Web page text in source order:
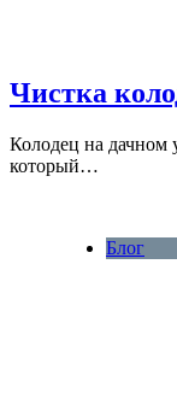
Чистка
Колодец на дачном
который…
Блог